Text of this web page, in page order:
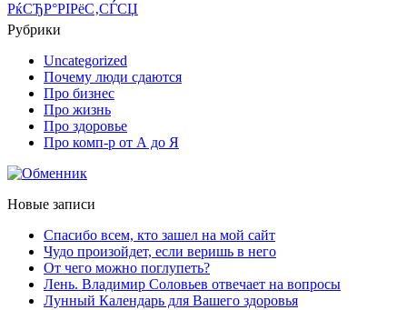
РќСЂР°РІРёС‚СЃСЏ
Рубрики
Uncategorized
Почему люди сдаются
Про бизнес
Про жизнь
Про здоровье
Про комп-р от А до Я
Новые записи
Спасибо всем, кто зашел на мой сайт
Чудо произойдет, если веришь в него
От чего можно поглупеть?
Лень. Владимир Соловьев отвечает на вопросы
Лунный Календарь для Вашего здоровья